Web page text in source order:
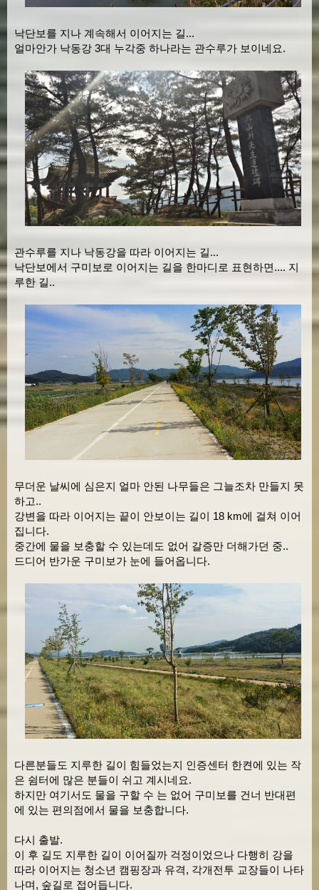
낙단보를 지나 계속해서 이어지는 길...
얼마안가 낙동강 3대 누각중 하나라는 관수루가 보이네요.
관수루를 지나 낙동강을 따라 이어지는 길...
낙단보에서 구미보로 이어지는 길을 한마디로 표현하면.... 지
루한 길..
무더운 날씨에 심은지 얼마 안된 나무들은 그늘조차 만들지 못
하고..
강변을 따라 이어지는 끝이 안보이는 길이 18 km에 걸쳐 이어
집니다.
중간에 물을 보충할 수 있는데도 없어 갈증만 더해가던 중..
드디어 반가운 구미보가 눈에 들어옵니다.
다른분들도 지루한 길이 힘들었는지 인증센터 한켠에 있는 작
은 쉼터에 많은 분들이 쉬고 계시네요.
하지만 여기서도 물을 구할 수 는 없어 구미보를 건너 반대편
에 있는 편의점에서 물을 보충합니다.
다시 출발.
이 후 길도 지루한 길이 이어질까 걱정이었으나 다행히 강을
따라 이어지는 청소년 캠핑장과 유격, 각개전투 교장들이 나타
나며, 숲길로 접어듭니다.